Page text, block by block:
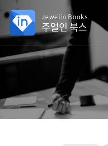
Jewelin Books
주얼인 북스